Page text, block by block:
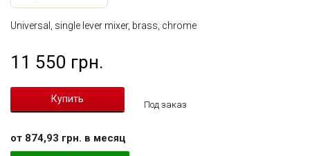
Universal, single lever mixer, brass, chrome
11 550 грн.
Под заказ
от 874,93 грн. в месяц